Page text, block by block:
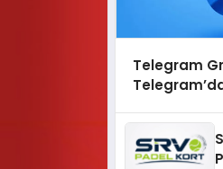
Telegram